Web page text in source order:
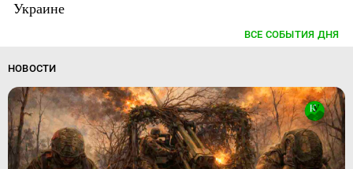
Украине
ВСЕ СОБЫТИЯ ДНЯ
НОВОСТИ